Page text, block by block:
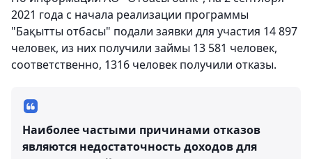
2021 года с начала реализации программы
"Бақытты отбасы" подали заявки для участия 14 897
человек, из них получили займы 13 581 человек,
соответственно, 1316 человек получили отказы.
Наиболее частыми причинами отказов
являются недостаточность доходов для